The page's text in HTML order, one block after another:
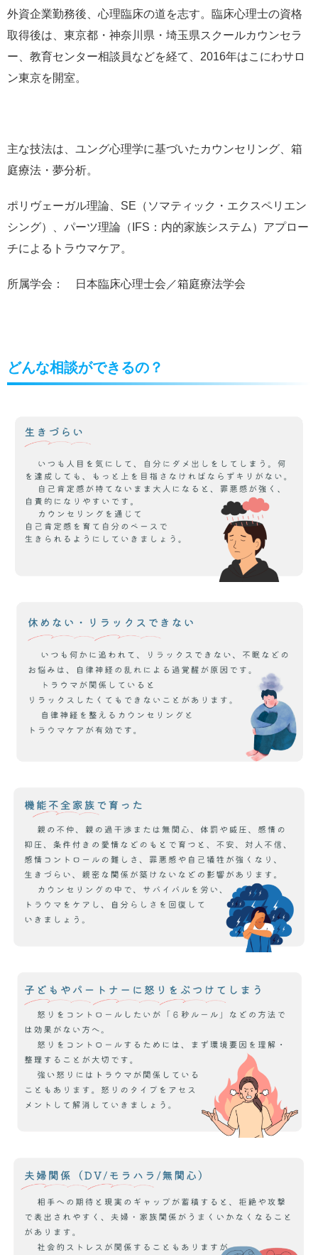
外資企業勤務後、心理臨床の道を志す。臨床心理士の資格
取得後は、東京都・神奈川県・埼玉県スクールカウンセラ
ー、教育センター相談員などを経て、2016年はこにわサロ
ン東京を開室。
主な技法は、ユング心理学に基づいたカウンセリング、箱
庭療法・夢分析。
ポリヴェーガル理論、SE（ソマティック・エクスペリエン
シング）、パーツ理論（IFS：内的家族システム）アプロー
チによるトラウマケア。
所属学会： 日本臨床心理士会／箱庭療法学会
どんな相談ができるの？